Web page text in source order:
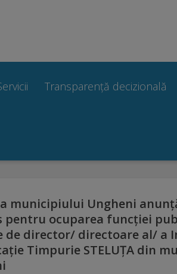
Transparență decizională
municipiului Ungheni
pentru ocuparea funcției
de director/ directoare al/ a
Timpurie STELUȚA din